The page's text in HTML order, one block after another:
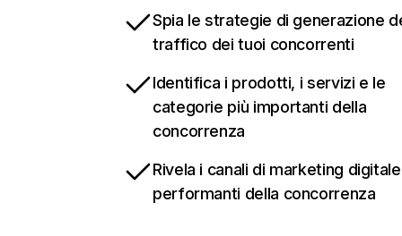
Spia le strategie di generazione
traffico dei tuoi concorrenti
Identifica i prodotti, i servizi e le
categorie più importanti della
concorrenza
Rivela i canali di marketing
performanti della concorrenza